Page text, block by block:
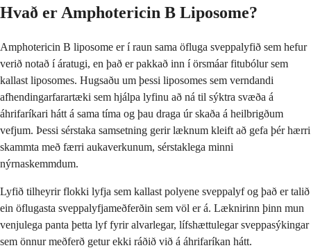
Hvað er Amphotericin B Liposome?
Amphotericin B liposome er í raun sama öfluga sveppalyfið sem hefur
verið notað í áratugi, en það er pakkað inn í örsmáar fitubólur sem
kallast liposomes. Hugsaðu um þessi liposomes sem verndandi
afhendingarfarartæki sem hjálpa lyfinu að ná til sýktra svæða á
áhrifaríkari hátt á sama tíma og þau draga úr skaða á heilbrigðum
vefjum. Þessi sérstaka samsetning gerir læknum kleift að gefa þér hærri
skammta með færri aukaverkunum, sérstaklega minni
nýrnaskemmdum.
Lyfið tilheyrir flokki lyfja sem kallast polyene sveppalyf og það er talið
ein öflugasta sveppalyfjameðferðin sem völ er á. Læknirinn þinn mun
venjulega panta þetta lyf fyrir alvarlegar, lífshættulegar sveppasýkingar
sem önnur meðferð getur ekki ráðið við á áhrifaríkan hátt.